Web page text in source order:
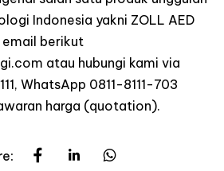
Indonesia yakni ZOLL AED
email berikut
atau hubungi kami via
WhatsApp 0811-8111-703
harga (quotation).